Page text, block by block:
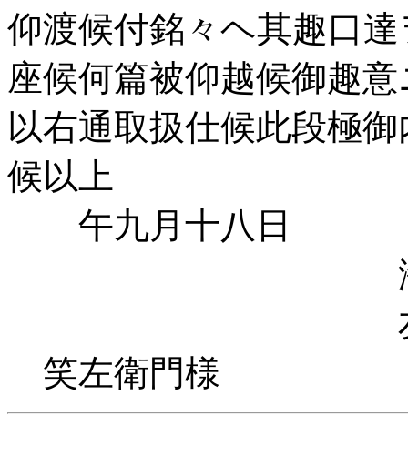
仰渡候付銘々ヘ其趣口
座候何篇被仰越候御趣
以右通取扱仕候此段極
候以上
午九月十八日
海老原
友野
笑左衛門様